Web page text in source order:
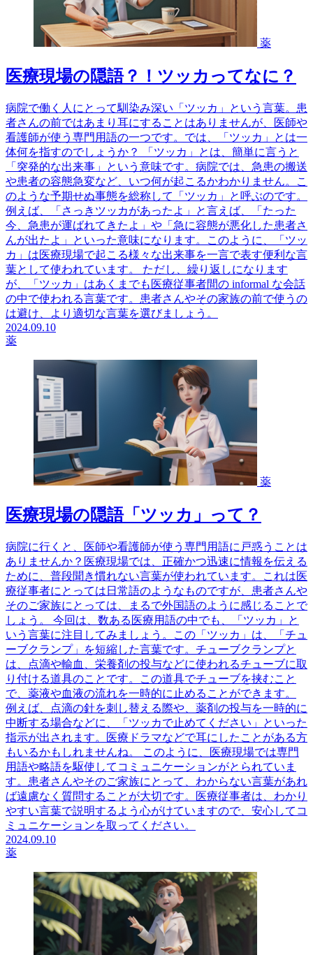
薬
医療現場の隠語？！ツッカってなに？
病院で働く人にとって馴染み深い「ツッカ」という言葉。患
者さんの前ではあまり耳にすることはありませんが、医師や
看護師が使う専門用語の一つです。では、「ツッカ」とは一
体何を指すのでしょうか？ 「ツッカ」とは、簡単に言うと
「突発的な出来事」という意味です。病院では、急患の搬送
や患者の容態急変など、いつ何が起こるかわかりません。こ
のような予期せぬ事態を総称して「ツッカ」と呼ぶのです。
例えば、「さっきツッカがあったよ」と言えば、「たった
今、急患が運ばれてきたよ」や「急に容態が悪化した患者さ
んが出たよ」といった意味になります。このように、「ツッ
カ」は医療現場で起こる様々な出来事を一言で表す便利な言
葉として使われています。 ただし、繰り返しになります
が、「ツッカ」はあくまでも医療従事者間の informal な会話
の中で使われる言葉です。患者さんやその家族の前で使うの
は避け、より適切な言葉を選びましょう。
2024.09.10
薬
薬
医療現場の隠語「ツッカ」って？
病院に行くと、医師や看護師が使う専門用語に戸惑うことは
ありませんか？医療現場では、正確かつ迅速に情報を伝える
ために、普段聞き慣れない言葉が使われています。これは医
療従事者にとっては日常語のようなものですが、患者さんや
そのご家族にとっては、まるで外国語のように感じることで
しょう。 今回は、数ある医療用語の中でも、「ツッカ」と
いう言葉に注目してみましょう。この「ツッカ」は、「チュ
ーブクランプ」を短縮した言葉です。チューブクランプと
は、点滴や輸血、栄養剤の投与などに使われるチューブに取
り付ける道具のことです。この道具でチューブを挟むこと
で、薬液や血液の流れを一時的に止めることができます。
例えば、点滴の針を刺し替える際や、薬剤の投与を一時的に
中断する場合などに、「ツッカで止めてください」といった
指示が出されます。医療ドラマなどで耳にしたことがある方
もいるかもしれませんね。 このように、医療現場では専門
用語や略語を駆使してコミュニケーションがとられていま
す。患者さんやそのご家族にとって、わからない言葉があれ
ば遠慮なく質問することが大切です。医療従事者は、わかり
やすい言葉で説明するよう心がけていますので、安心してコ
ミュニケーションを取ってください。
2024.09.10
薬